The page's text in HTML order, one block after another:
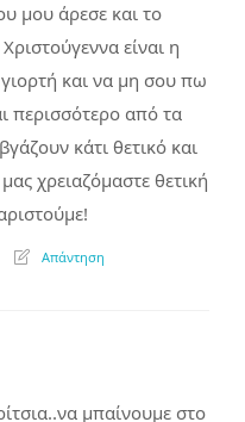
μου άρεσε και το
είναι η
και να μη σου πω
περισσότερο από τα
κάτι θετικό και
χρειαζόμαστε θετική
Απάντηση
μπαίνουμε στο